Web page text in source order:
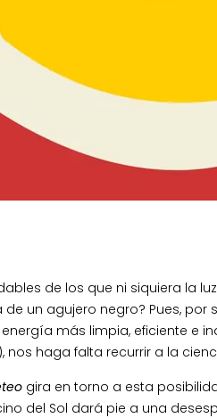
de los que ni siquiera la
un agujero negro? Pues,
más limpia, eficiente e
haga falta recurrir a la
gira en torno a esta
del Sol dará pie a una